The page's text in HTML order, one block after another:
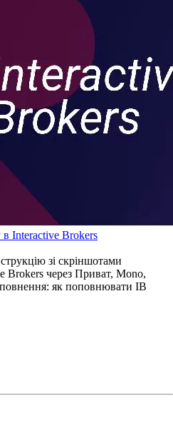
Interactive Brokers
зі скріншотами
Brokers через Приват, Mono,
як поповнювати IB